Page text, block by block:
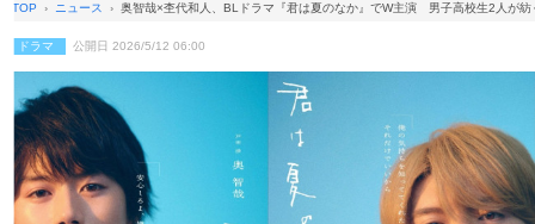
TOP ニュース 奥智哉×杢代和人、BLドラマ『君は夏のなか』でW主演 男子高校生2人が紡
ドラマ 公開日 2026/5/12 06:00